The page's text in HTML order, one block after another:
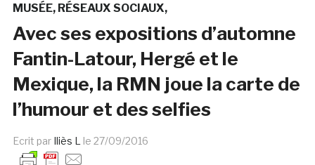
MUSÉE RÉSEAUX SOCIAUX
Avec ses expositions d’automne
Fantin-Latour, Hergé et le
Mexique, la RMN joue la carte de
l’humour et des selfies
Ecrit par Iliès L le 27/09/2016